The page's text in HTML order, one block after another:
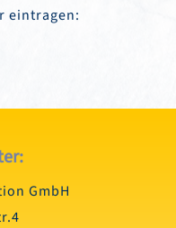
eintragen:
GmbH